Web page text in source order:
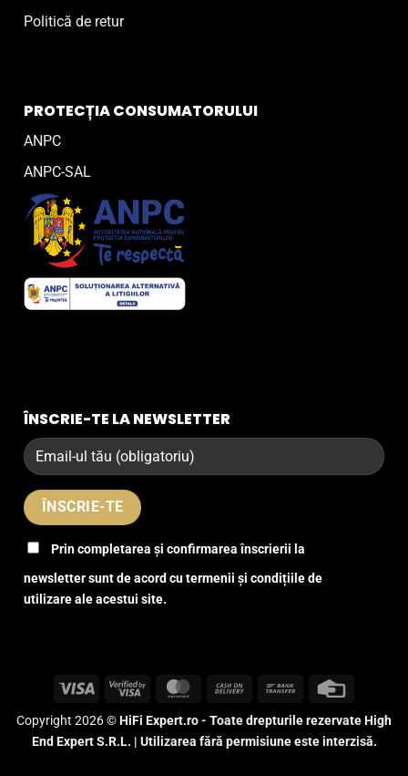
Politică de retur
PROTECȚIA CONSUMATORULUI
ANPC
ANPC-SAL
ÎNSCRIE-TE LA NEWSLETTER
Prin completarea și confirmarea înscrierii la
newsletter sunt de acord cu termenii și condițiile de
utilizare ale acestui site.
Visa
Visa
MasterCardCash
Delivery
Bank
Copyright 2026 ©HiFi Expert.ro - Toate drepturile rezervate High
End Expert S.R.L. | Utilizarea fără permisiune este interzisă.